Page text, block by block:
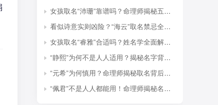
女孩取名“沛珊”靠谱吗？命理师揭秘五行隐患与适配命格
看似诗意实则凶险？“海云”取名禁忌全解析
女孩取名“睿雅”合适吗？姓名学全面解读吉凶与禁忌
“静熙”为何不是人人适用？揭秘名字背后的五行失衡与命理隐患
“元希”为何慎用？命理师揭秘取名背后的五行忌讳
“佩君”不是人人都能用！命理师揭秘名字背后的五行杀局与取名禁忌